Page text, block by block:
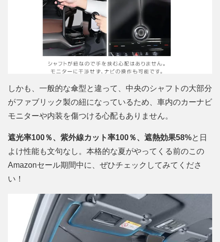
しかも、一般的な傘型と違って、中央のシャフトの大部分
がファブリック製の紐になっているため、車内のカーナビ
モニターや内装を傷つける心配もありません。
遮光率100％、紫外線カット率100％、遮熱効果58%と日
よけ性能も文句なし。本格的な夏がやってくる前のこの
Amazonセール期間中に、ぜひチェックしてみてくださ
い！